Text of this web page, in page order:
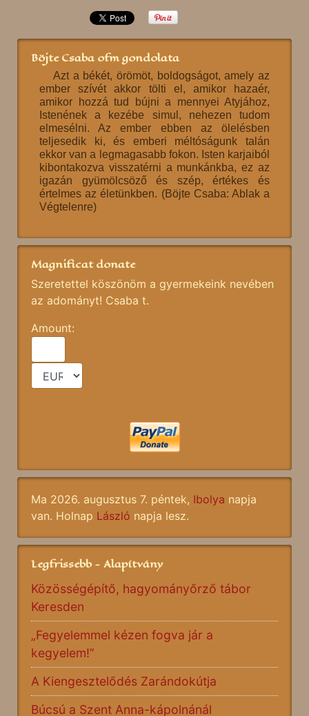
Böjte Csaba ofm gondolata
Azt a békét, örömöt, boldogságot, amely az
ember szívét akkor tölti el, amikor hazaér,
amikor hozzá tud bújni a mennyei Atyjához,
Istenének a kezébe simul, nehezen tudom
elmesélni. Az ember ebben az ölelésben
teljesedik ki, és emberi méltóságunk talán
ekkor van a legmagasabb fokon. Isten karjaiból
kibontakozva visszatérni a munkánkba, ez az
igazán gyümölcsöző és szép, értékes és
értelmes az életünkben. (Böjte Csaba: Ablak a
Végtelenre)
Magnificat donate
Szeretettel köszönöm a gyermekeink nevében
az adományt! Csaba t.
Amount:
Ma 2026. augusztus 7. péntek, Ibolya napja
van. Holnap László napja lesz.
Legfrissebb - Alapítvány
Közösségépítő, hagyományőrző tábor
Keresden
„Fegyelemmel kézen fogva jár a
kegyelem!”
A Kiengesztelődés Zarándokútja
Búcsú a Szent Anna-kápolnánál